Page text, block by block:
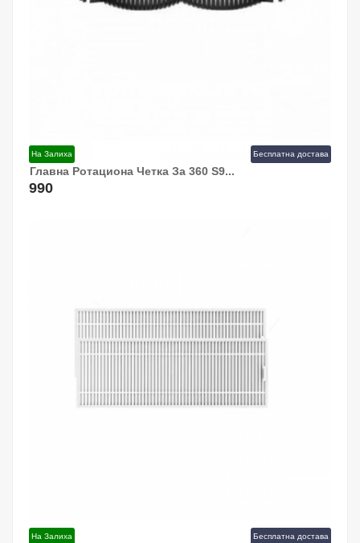
На Залиха Бесплатна достава
Главна Ротациона Четка За 360 S9...
990
Додај Во Кошница!
На Залиха Бесплатна достава